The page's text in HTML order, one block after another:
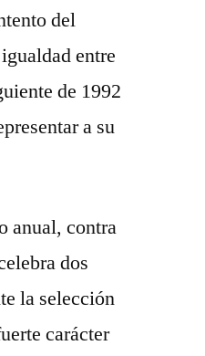
del
entre
de 1992
a su
anual, contra
dos
la selección
carácter